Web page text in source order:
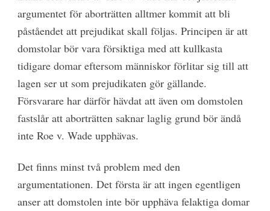
argumentet för aborträtten alltmer kommit att bli
påståendet att prejudikat skall följas. Principen är att
domstolar bör vara försiktiga med att kullkasta
tidigare domar eftersom människor förlitar sig till att
lagen ser ut som prejudikaten gör gällande.
Försvarare har därför hävdat att även om domstolen
fastslår att aborträtten saknar laglig grund bör ändå
inte Roe v. Wade upphävas.
Det finns minst två problem med den
argumentationen. Det första är att ingen egentligen
anser att domstolen inte bör upphäva felaktiga domar